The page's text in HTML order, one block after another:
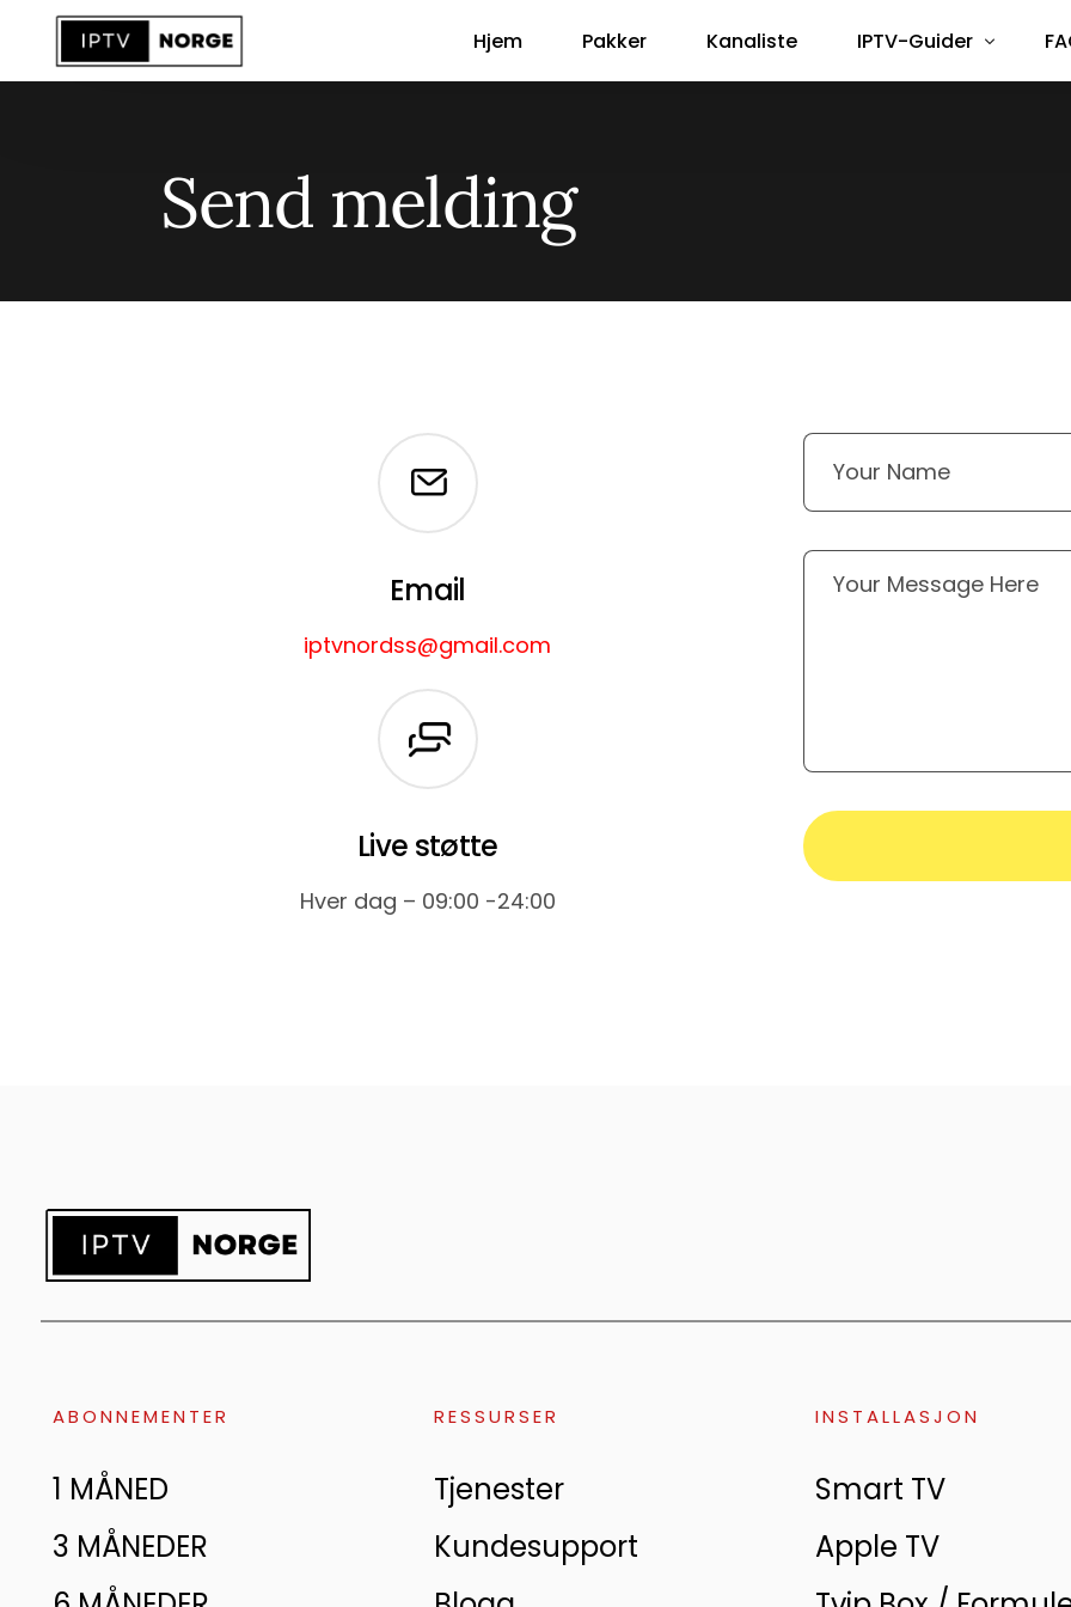
Hjem Pakker Kanaliste IPTV-Guider
Send melding
Email
iptvnordss@gmail.com
Live støtte
Hver dag – 09:00 -24:00
ABONNEMENTER
1 MÅNED
3 MÅNEDER
RESSURSER
Tjenester
Kundesupport
INSTALLASJON
Smart TV
Apple TV